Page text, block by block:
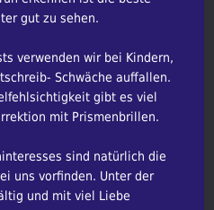
gut zu sehen.
verwenden wir bei Kindern,
Schwäche auffallen.
gibt es viel
mit Prismenbrillen.
sind natürlich die
uns vorfinden. Unter der
und mit viel Liebe